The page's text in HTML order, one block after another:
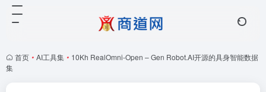
首页 • AI工具集 • 10Kh RealOmni-Open – Gen Robot.AI开源的具身智能数据
集